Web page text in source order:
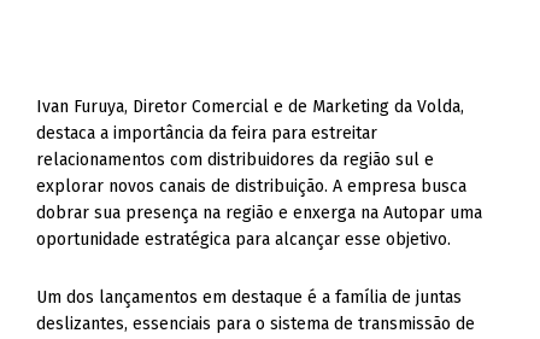
Ivan Furuya, Diretor Comercial e de Marketing da Volda,
destaca a importância da feira para estreitar
relacionamentos com distribuidores da região sul e
explorar novos canais de distribuição. A empresa busca
dobrar sua presença na região e enxerga na Autopar uma
oportunidade estratégica para alcançar esse objetivo.
Um dos lançamentos em destaque é a família de juntas
deslizantes, essenciais para o sistema de transmissão de